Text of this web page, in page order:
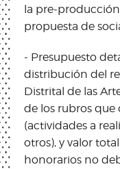
la pre-
propuesta de
- Presupuesto
distribución del
Distrital de las
de los rubros
(actividades a
otros), y valor
honorarios no